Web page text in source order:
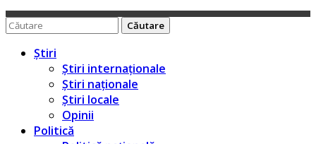
Caută
pentru:
Știri
Știri internaționale
Știri naționale
Știri locale
Opinii
Politică